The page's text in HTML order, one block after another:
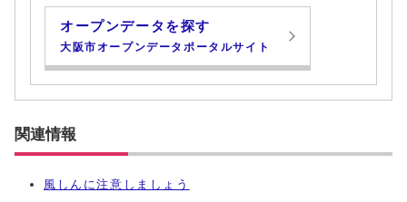
オープンデータを探す
大阪市オープンデータポータルサイト
関連情報
風しんに注意しましょう